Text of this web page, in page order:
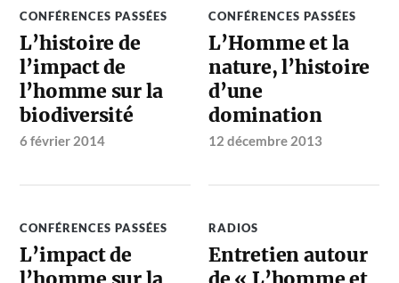
CONFÉRENCES PASSÉES
L’histoire de
l’impact de
l’homme sur la
biodiversité
6 février 2014
CONFÉRENCES PASSÉES
L’Homme et la
nature, l’histoire
d’une
domination
12 décembre 2013
CONFÉRENCES PASSÉES
L’impact de
RADIOS
Entretien autour